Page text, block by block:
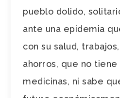
pueblo dolido,
ante una epidemia
con su salud,
ahorros, que no
medicinas, ni sabe